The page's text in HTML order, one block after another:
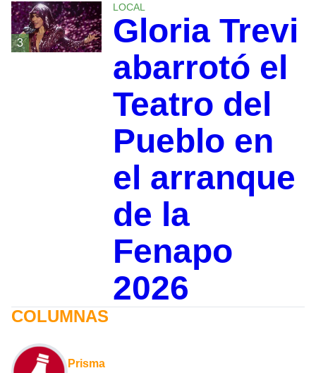
3
LOCAL
Gloria Trevi
abarrotó el
Teatro del
Pueblo en
el arranque
de la
Fenapo
2026
COLUMNAS
Prisma